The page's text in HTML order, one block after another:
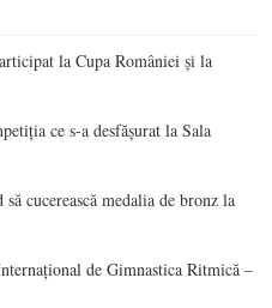
la Cupa României și la
ce s-a desfășurat la Sala
cucerească medalia de bronz la
de Gimnastica Ritmică –